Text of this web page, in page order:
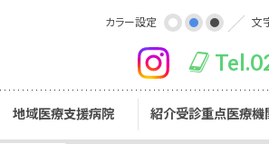
カラー設定 文
地域医療支援病院 紹介受診重点医療機